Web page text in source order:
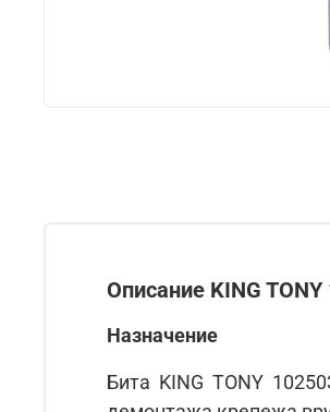
Описание KING TONY
Назначение
Бита KING TONY